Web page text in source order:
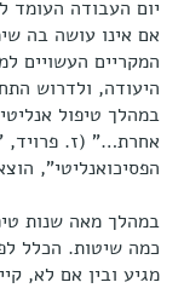
יום העבודה העומד
אם אינו עושה בה
המקריים העשויים
היעודה, ולדרוש
במהלך טיפול
אחרת…" (ז. פרויד,
הפסיכואנליטי", הוצאת
במהלך מאה שנות
כמה שיטות. הכלל
מגיע ובין אם לא,